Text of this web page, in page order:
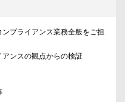
プライアンス業務全般をご担
アンスの観点からの検証